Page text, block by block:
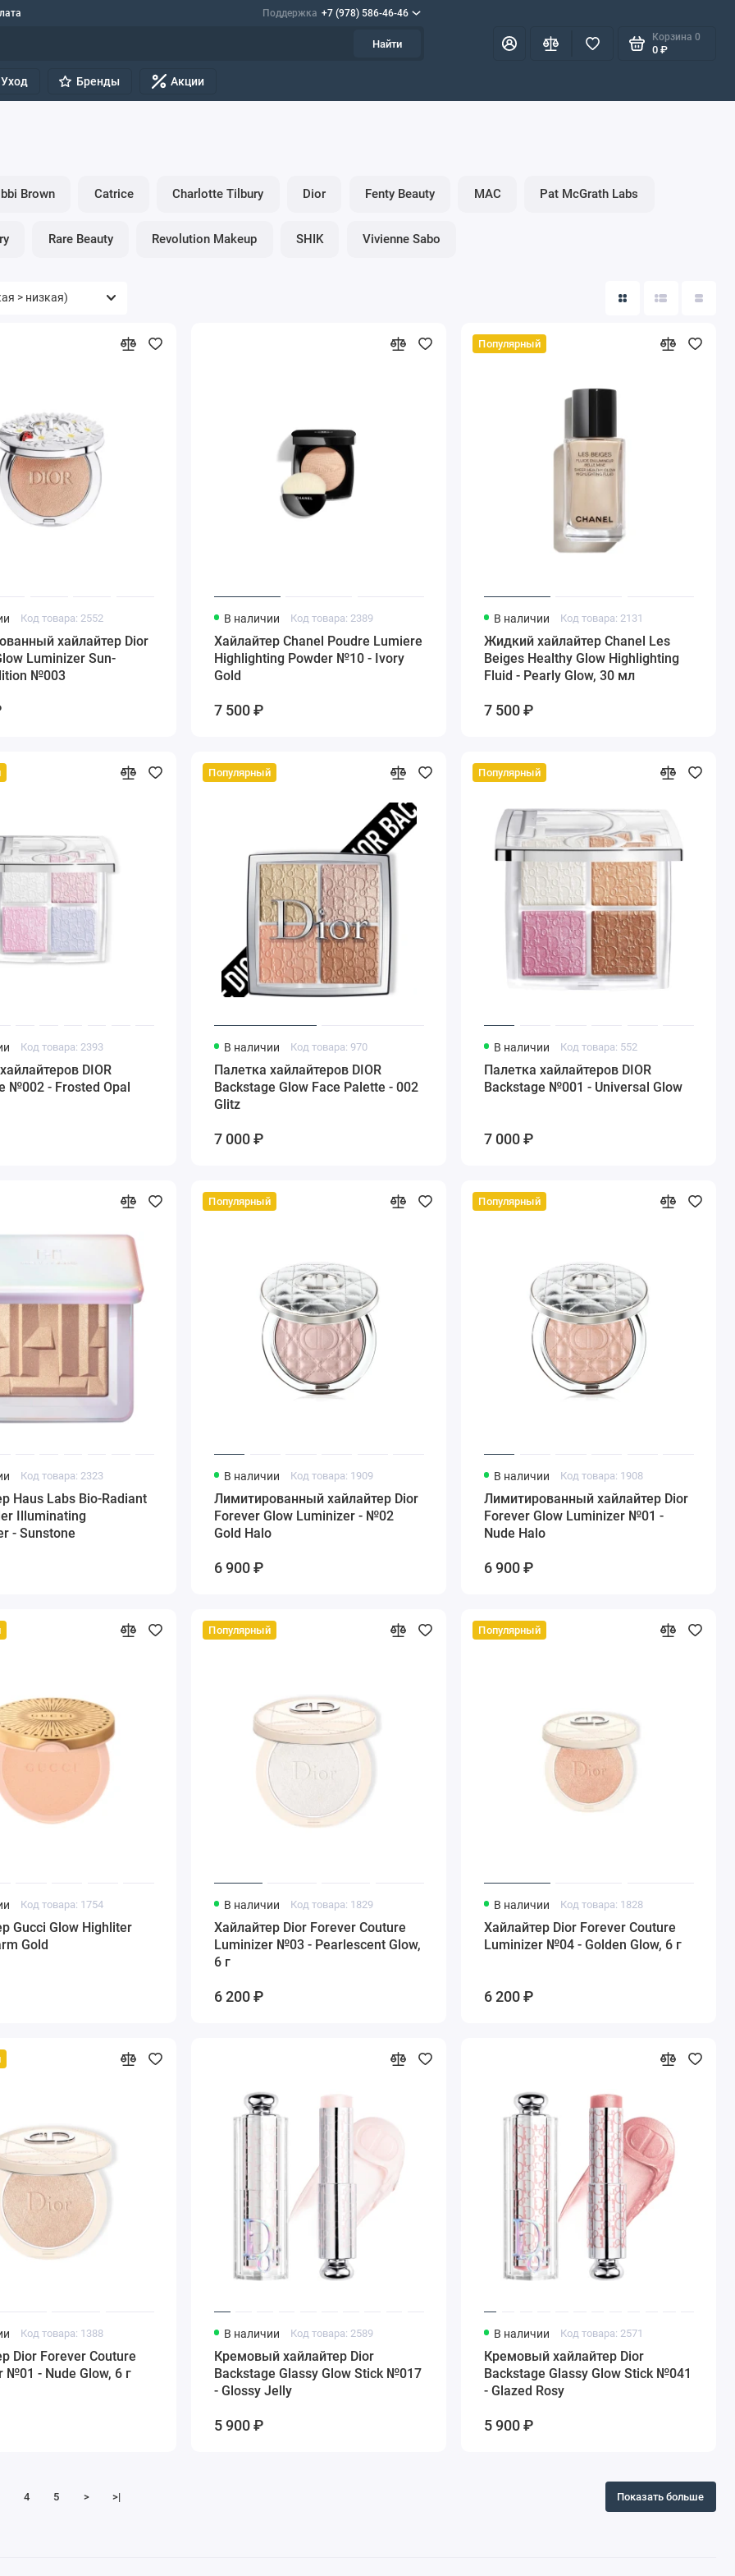
Поддержка +7 (978) 586-46-46
Найти
Корзина 0
0 ₽
Уход Бренды Акции
Brown Catrice Charlotte Tilbury Dior Fenty Beauty MAC Pat McGrath Labs
Rare Beauty Revolution Makeup SHIK Vivienne Sabo
Код товара: 2552
хайлайтер Dior
Luminizer Sun-
№003
В наличии Код товара: 2389
Хайлайтер Chanel Poudre Lumiere
Highlighting Powder №10 - Ivory
Gold
7 500 ₽
Популярный
В наличии Код товара: 2131
Жидкий хайлайтер Chanel Les
Beiges Healthy Glow Highlighting
Fluid - Pearly Glow, 30 мл
7 500 ₽
Код товара: 2393
DIOR
№002 - Frosted Opal
Популярный
В наличии Код товара: 970
Палетка хайлайтеров DIOR
Backstage Glow Face Palette - 002
Glitz
7 000 ₽
Популярный
В наличии Код товара: 552
Палетка хайлайтеров DIOR
Backstage №001 - Universal Glow
7 000 ₽
Код товара: 2323
Haus Labs Bio-Radiant
Illuminating
- Sunstone
Популярный
В наличии Код товара: 1909
Лимитированный хайлайтер Dior
Forever Glow Luminizer - №02
Gold Halo
6 900 ₽
Популярный
В наличии Код товара: 1908
Лимитированный хайлайтер Dior
Forever Glow Luminizer №01 -
Nude Halo
6 900 ₽
Код товара: 1754
Gucci Glow Highliter
Gold
Популярный
В наличии Код товара: 1829
Хайлайтер Dior Forever Couture
Luminizer №03 - Pearlescent Glow,
6 г
6 200 ₽
Популярный
В наличии Код товара: 1828
Хайлайтер Dior Forever Couture
Luminizer №04 - Golden Glow, 6 г
6 200 ₽
Код товара: 1388
Dior Forever Couture
№01 - Nude Glow, 6 г
В наличии Код товара: 2589
Кремовый хайлайтер Dior
Backstage Glassy Glow Stick №017
- Glossy Jelly
5 900 ₽
В наличии Код товара: 2571
Кремовый хайлайтер Dior
Backstage Glassy Glow Stick №041
- Glazed Rosy
5 900 ₽
4 5 > >| Показать больше